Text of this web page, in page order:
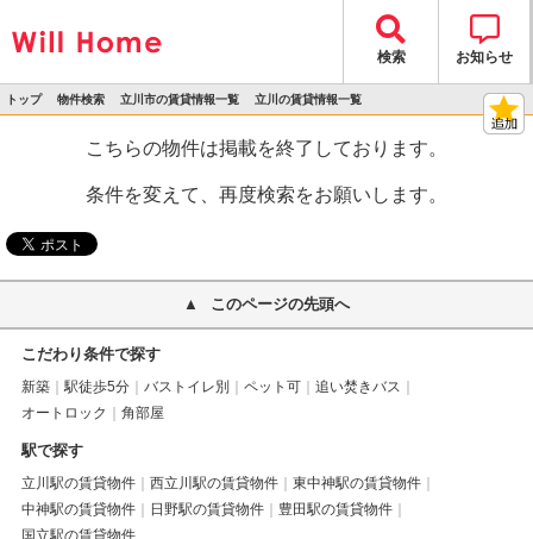
検索 お知らせ
トップ 物件検索 立川市の賃貸情報一覧 立川の賃貸情報一覧
こちらの物件は掲載を終了しております。
条件を変えて、再度検索をお願いします。
このページの先頭へ
こだわり条件で探す
新築 駅徒歩5分 バストイレ別 ペット可
追い焚きバス
オートロック
角部屋
駅で探す
立川駅の賃貸物件 西立川駅の賃貸物件
東中神駅の賃貸物件
中神駅の賃貸物件
日野駅の賃貸物件
豊田駅の賃貸物件
国立駅の賃貸物件